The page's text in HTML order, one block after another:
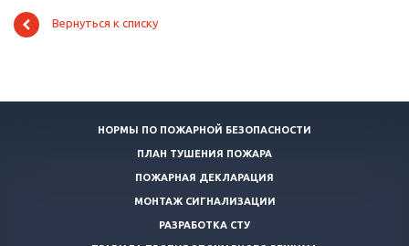
Вернуться к списку
НОРМЫ ПО ПОЖАРНОЙ БЕЗОПАСНОСТИ
ПЛАН ТУШЕНИЯ ПОЖАРА
ПОЖАРНАЯ ДЕКЛАРАЦИЯ
МОНТАЖ СИГНАЛИЗАЦИИ
РАЗРАБОТКА СТУ